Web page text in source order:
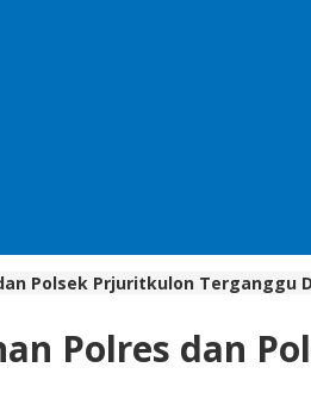
Polsek Prjuritkulon Terganggu
Polres dan